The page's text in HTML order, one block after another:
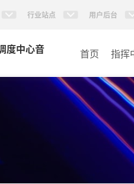
行业站点 用户后台
度中心音
首页 指挥